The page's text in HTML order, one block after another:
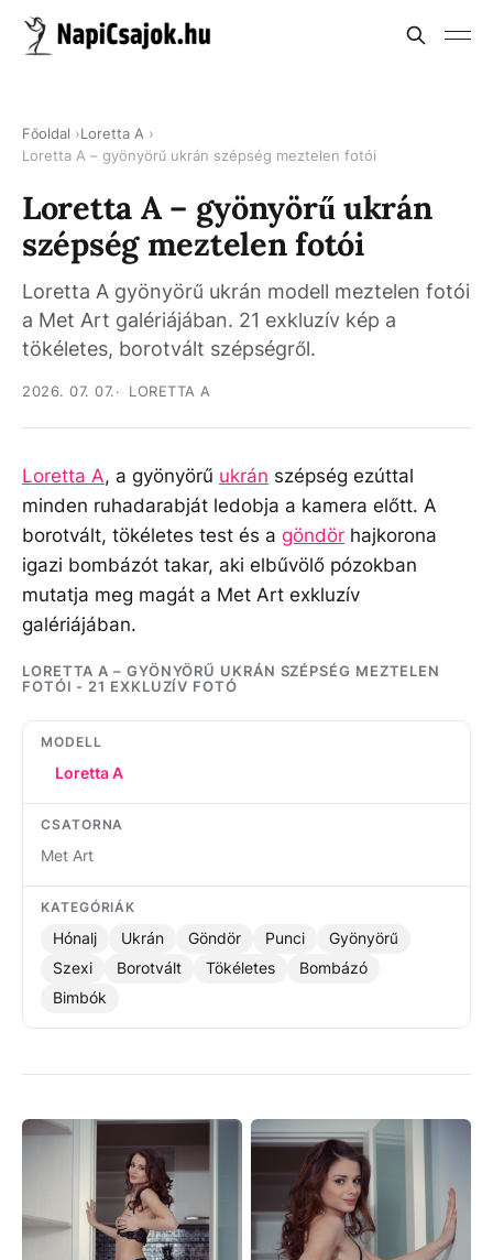
Főoldal
Loretta A
Loretta A – gyönyörű ukrán szépség meztelen fotói
Loretta A – gyönyörű ukrán
szépség meztelen fotói
Loretta A gyönyörű ukrán modell meztelen fotói
a Met Art galériájában. 21 exkluzív kép a
tökéletes, borotvált szépségről.
2026. 07. 07. LORETTA A
Loretta A, a gyönyörű ukrán szépség ezúttal
minden ruhadarabját ledobja a kamera előtt. A
borotvált, tökéletes test és a göndör hajkorona
igazi bombázót takar, aki elbűvölő pózokban
mutatja meg magát a Met Art exkluzív
galériájában.
LORETTA A – GYÖNYÖRŰ UKRÁN SZÉPSÉG MEZTELEN
FOTÓI - 21 EXKLUZÍV FOTÓ
MODELL
Loretta A
CSATORNA
Met Art
KATEGÓRIÁK
Hónalj Ukrán Göndör Punci
Gyönyörű
Szexi
Borotvált Tökéletes
Bombázó
Bimbók